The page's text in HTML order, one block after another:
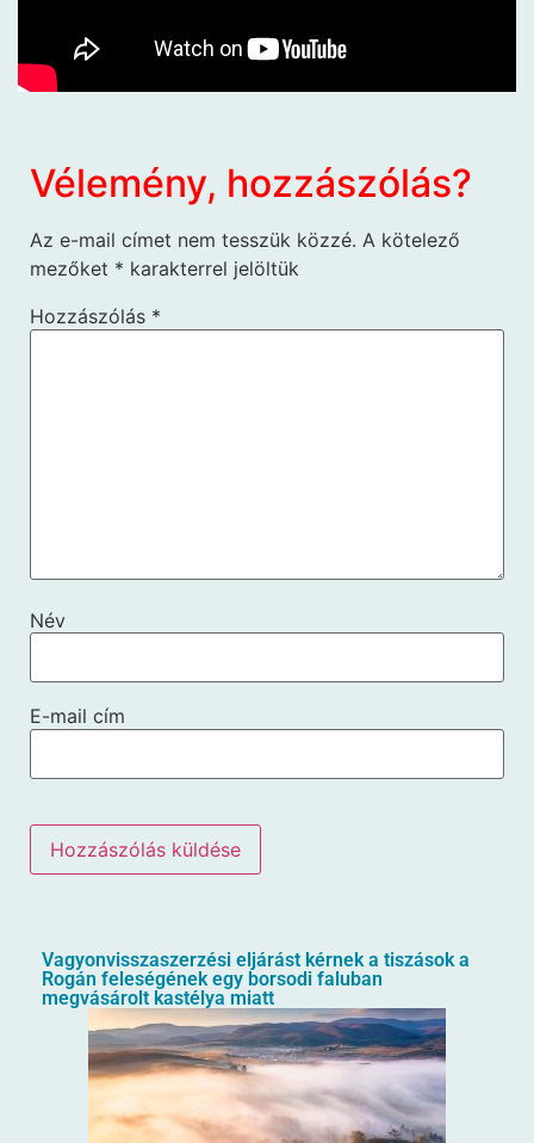
Vélemény, hozzászólás?
Az e-mail címet nem tesszük közzé. A kötelező
mezőket * karakterrel jelöltük
Hozzászólás *
Név
E-mail cím
Vagyonvisszaszerzési eljárást kérnek a tiszások a
Rogán feleségének egy borsodi faluban
megvásárolt kastélya miatt